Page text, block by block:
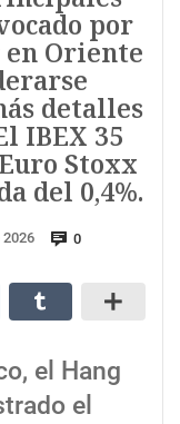
por
Oriente
detalles
IBEX 35
Stoxx
del 0,4%.
2026 0
el Hang
el